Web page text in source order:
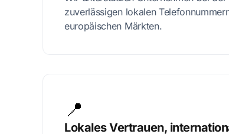
zuverlässigen lokalen
europäischen Märkten.
📍
Lokales Vertrauen,